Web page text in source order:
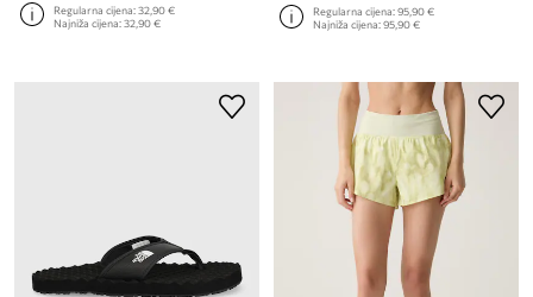
Regularna cijena:32,90 €
Najniža cijena:32,90 €
Regularna cijena:95,90 €
Najniža cijena:95,90 €